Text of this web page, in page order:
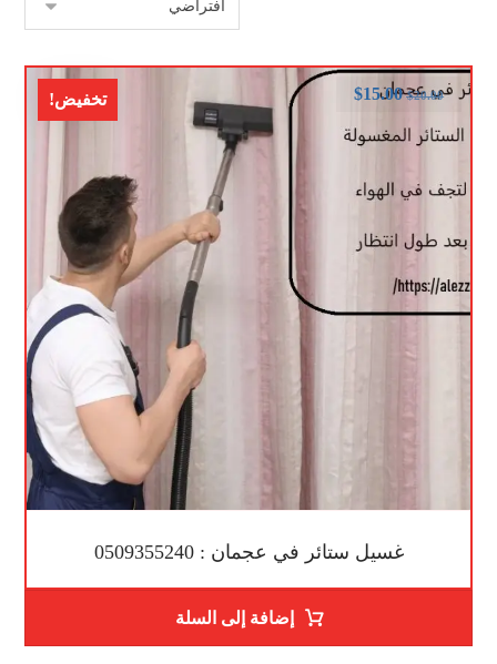
تخفيض!
غسيل ستائر في عجمان : 0509355240
$20.00
$15.00
إضافة إلى السلة